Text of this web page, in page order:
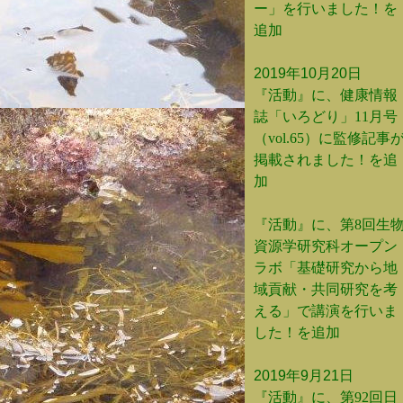
ー」を行いました！を
追加
2019年10月20日
『活動』に、健康情報
誌「いろどり」11月号
（vol.65）に監修記事
掲載されました！を追
加
『活動』に、第8回生
資源学研究科オープン
ラボ「基礎研究から地
域貢献・共同研究を考
える」で講演を行いま
した！を追加
2019年9月21日
『活動』に、第92回日